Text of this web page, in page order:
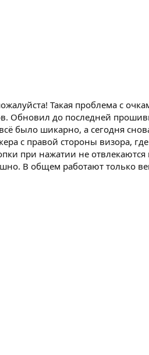
Такая проблема с
Обновил до последней
было шикарно, а сегодня
с правой стороны визора,
при нажатии не
В общем работают только